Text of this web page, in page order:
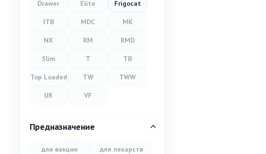
Drawer Elite Frigocat
ITB MDC MK
NX RM RMD
Slim T TB
Top Loaded TW TWW
UR VF
Предназначение
для вакцин для лекарств